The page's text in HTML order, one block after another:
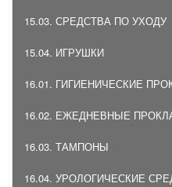
15.03. СРЕДСТВА ПО УХОДУ
15.04. ИГРУШКИ
16.01. ГИГИЕНИЧЕСКИЕ
16.02. ЕЖЕДНЕВНЫЕ
16.03. ТАМПОНЫ
16.04. УРОЛОГИЧЕСКИЕ